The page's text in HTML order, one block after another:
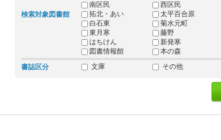
検索対象図書館
南区民
西区民
拓北・あい
太平百合原
白石東
菊水元町
東月寒
藤野
はちけん
新発寒
図書情報館
本の森
書誌区分
文庫 その他